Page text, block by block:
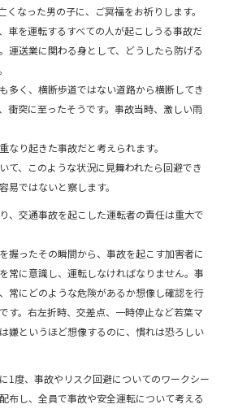
くなった男の子に、ご冥福をお祈りします。
車を運転するすべての人が起こしうる事故だ
運送業に関わる身として、どうしたら防げる
多く、横断歩道ではない道路から横断してき
衝突に至ったそうです。事故当時、激しい雨
なり起きた事故だと考えられます。
て、このような状況に見舞われたら回避でき
易ではないと察します。
、交通事故を起こした運転者の責任は重大で
握ったその瞬間から、事故を起こす加害者に
常に意識し、運転しなければなりません。事
常にどのような危険があるか想像し確認を行
す。右左折時、交差点、一時停止など若葉マ
嫌というほど想像するのに、慣れは恐ろしい
1度、事故やリスク回避についてのワークシー
布し、全員で事故や安全運転について考える